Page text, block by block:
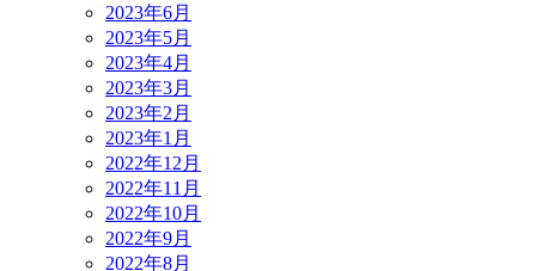
2023年6月
2023年5月
2023年4月
2023年3月
2023年2月
2023年1月
2022年12月
2022年11月
2022年10月
2022年9月
2022年8月